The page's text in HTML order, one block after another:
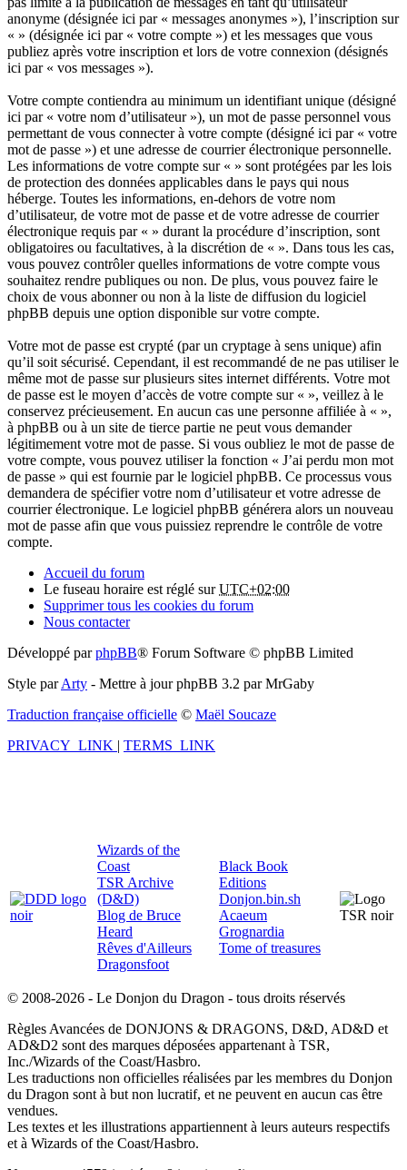
anonyme (désignée ici par « messages anonymes »), l’inscription sur
« » (désignée ici par « votre compte ») et les messages que vous
publiez après votre inscription et lors de votre connexion (désignés
ici par « vos messages »).
Votre compte contiendra au minimum un identifiant unique (désigné
ici par « votre nom d’utilisateur »), un mot de passe personnel vous
permettant de vous connecter à votre compte (désigné ici par « votre
mot de passe ») et une adresse de courrier électronique personnelle.
Les informations de votre compte sur « » sont protégées par les lois
de protection des données applicables dans le pays qui nous
héberge. Toutes les informations, en-dehors de votre nom
d’utilisateur, de votre mot de passe et de votre adresse de courrier
électronique requis par « » durant la procédure d’inscription, sont
obligatoires ou facultatives, à la discrétion de « ». Dans tous les cas,
vous pouvez contrôler quelles informations de votre compte vous
souhaitez rendre publiques ou non. De plus, vous pouvez faire le
choix de vous abonner ou non à la liste de diffusion du logiciel
phpBB depuis une option disponible sur votre compte.
Votre mot de passe est crypté (par un cryptage à sens unique) afin
qu’il soit sécurisé. Cependant, il est recommandé de ne pas utiliser le
même mot de passe sur plusieurs sites internet différents. Votre mot
de passe est le moyen d’accès de votre compte sur « », veillez à le
conservez précieusement. En aucun cas une personne affiliée à « »,
à phpBB ou à un site de tierce partie ne peut vous demander
légitimement votre mot de passe. Si vous oubliez le mot de passe de
votre compte, vous pouvez utiliser la fonction « J’ai perdu mon mot
de passe » qui est fournie par le logiciel phpBB. Ce processus vous
demandera de spécifier votre nom d’utilisateur et votre adresse de
courrier électronique. Le logiciel phpBB générera alors un nouveau
mot de passe afin que vous puissiez reprendre le contrôle de votre
compte.
Accueil du forum
Le fuseau horaire est réglé surUTC+02:00
Supprimer tous les cookies du forum
Nous contacter
Développé parphpBB® Forum Software © phpBB Limited
Style parArty - Mettre à jour phpBB 3.2 par MrGaby
Traduction française officielle © Maël Soucaze
PRIVACY_LINK | TERMS_LINK
Wizards of the
Coast
TSR Archive
(D&D)
Blog de Bruce
Heard
Rêves d'Ailleurs
Dragonsfoot
Black Book
Editions
Donjon.bin.sh
Acaeum
Grognardia
Tome of treasures
© 2008-2026 - Le Donjon du Dragon - tous droits réservés
Règles Avancées de DONJONS & DRAGONS, D&D, AD&D et
AD&D2 sont des marques déposées appartenant à TSR,
Inc./Wizards of the Coast/Hasbro.
Les traductions non officielles réalisées par les membres du Donjon
du Dragon sont à but non lucratif, et ne peuvent en aucun cas être
vendues.
Les textes et les illustrations appartiennent à leurs auteurs respectifs
et à Wizards of the Coast/Hasbro.